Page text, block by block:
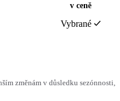
v ceně
Vybrané
změnám v důsledku sezónnosti,